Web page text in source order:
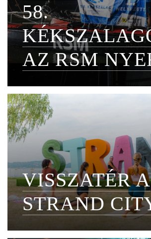
58.
AZ RSM
VISSZATÉR A
STRAND